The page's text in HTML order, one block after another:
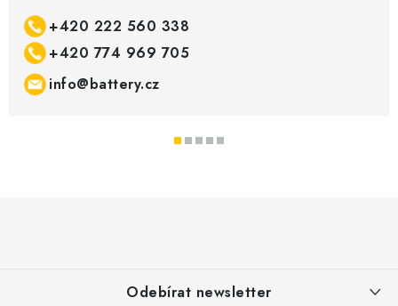
+420 222 560 338
+420 774 969 705
info@battery.cz
Odebírat newsletter